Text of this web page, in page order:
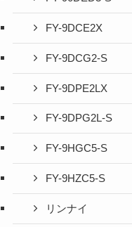
FY-9DCE2X
FY-9DCG2-S
FY-9DPE2LX
FY-9DPG2L-S
FY-9HGC5-S
FY-9HZC5-S
リンナイ